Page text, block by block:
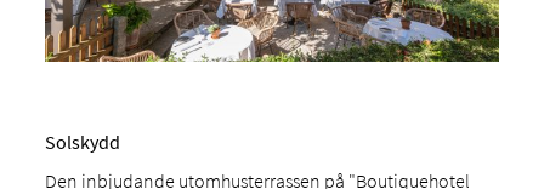
Solskydd
Den inbjudande utomhusterrassen på "Boutiquehotel